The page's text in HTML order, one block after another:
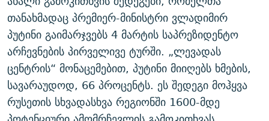
ᲓᲘᲚᲘᲡ ᲡᲐᲣᲑᲠᲔᲑᲘ
ᲛᲝᲚᲐᲞᲐᲠᲐᲙᲔ ᲢᲔᲥᲡᲢᲔᲑᲘ
ᲨᲘᲜ - ᲣᲪᲮᲝᲔᲗᲨᲘ
ᲚᲘᲢᲔᲠᲐᲢᲣᲠᲣᲚᲘ ᲬᲐᲮᲜᲐᲒᲔᲑᲘ
ᲐᲛᲔᲠᲘᲙᲣᲚᲘ ᲛᲝᲗᲮᲠᲝᲑᲐ
ᲓᲐᲛᲝᲣᲙᲘᲓᲔᲑᲚᲝᲑᲘᲡ 100 ᲬᲔᲚᲘ
ᲩᲔᲛᲘ ᲡᲘᲙᲕᲓᲘᲚᲘᲡ ᲛᲘᲖᲔᲖᲘᲐ COVID-19
11 ᲬᲔᲚᲘ - 11 ᲐᲛᲑᲐᲕᲘ
ᲡᲐᲞᲐᲠᲚᲐᲛᲔᲜᲢᲝ ᲐᲠᲩᲔᲕᲜᲔᲑᲘᲡ ᲘᲡᲢᲝᲠᲘᲐ
ᲑᲐᲕᲨᲕᲔᲑᲘ ᲞᲠᲝᲡᲢᲘᲢᲣᲪᲘᲐᲨᲘ - ᲐᲛᲝᲣᲗᲥᲛᲔᲚᲘ ᲐᲛᲑᲐᲕᲘ
ЭХО КАВКАЗА
ᲒᲐᲛᲝᲘᲬᲔᲠᲔ
თანახმადაც პრემიერ-მინისტრი ვლადიმირ
პუტინი გაიმარჯვებს 4 მარტის საპრეზიდენტო
არჩევნების პირველივე ტურში. „ლევადას
ცენტრის“ მონაცემებით, პუტინი მიიღებს ხმების,
სავარაუდოდ, 66 პროცენტს. ეს შედეგი მოჰყვა
რუსეთის სხვადასხვა რეგიონში 1600-მდე